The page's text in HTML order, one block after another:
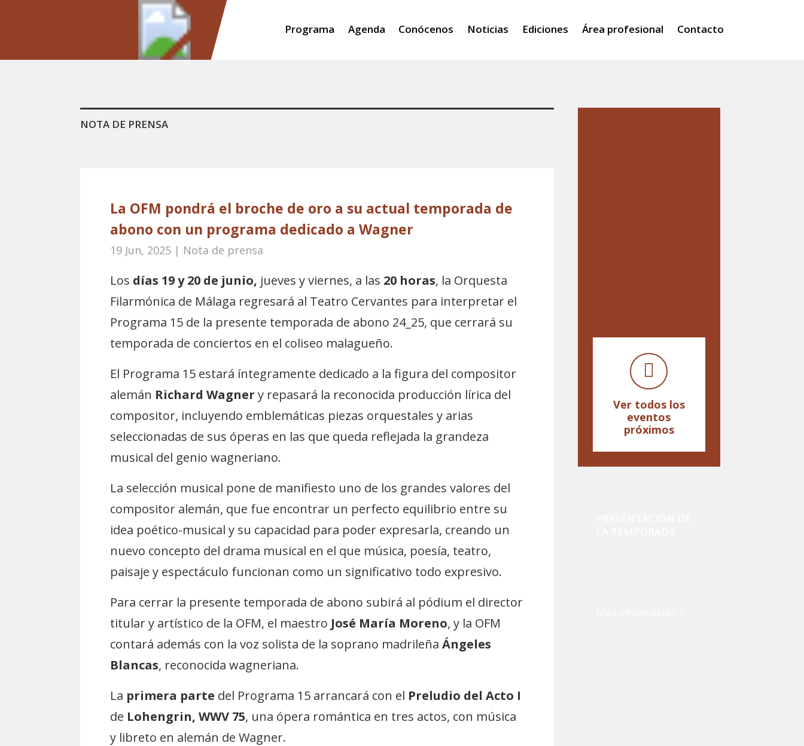
Programa Agenda Conócenos Noticias Ediciones Área profesional Contacto
NOTA DE PRENSA
La OFM pondrá el broche de oro a su actual temporada de
abono con un programa dedicado a Wagner
19 Jun, 2025 | Nota de prensa
Los días 19 y 20 de junio, jueves y viernes, a las 20 horas, la Orquesta
Filarmónica de Málaga regresará al Teatro Cervantes para interpretar el
Programa 15 de la presente temporada de abono 24_25, que cerrará su
temporada de conciertos en el coliseo malagueño.
El Programa 15 estará íntegramente dedicado a la figura del compositor
alemán Richard Wagner y repasará la reconocida producción lírica del
compositor, incluyendo emblemáticas piezas orquestales y arias
seleccionadas de sus óperas en las que queda reflejada la grandeza
musical del genio wagneriano.
La selección musical pone de manifiesto uno de los grandes valores del
compositor alemán, que fue encontrar un perfecto equilibrio entre su
idea poético-musical y su capacidad para poder expresarla, creando un
nuevo concepto del drama musical en el que música, poesía, teatro,
paisaje y espectáculo funcionan como un significativo todo expresivo.
Para cerrar la presente temporada de abono subirá al pódium el director
titular y artístico de la OFM, el maestro José María Moreno, y la OFM
contará además con la voz solista de la soprano madrileñaÁngeles
Blancas, reconocida wagneriana.
La primera parte del Programa 15 arrancará con el Preludio del Acto I
de Lohengrin, WWV 75, una ópera romántica en tres actos, con música
y libreto en alemán de Wagner.
Ver todos los
eventos
próximos